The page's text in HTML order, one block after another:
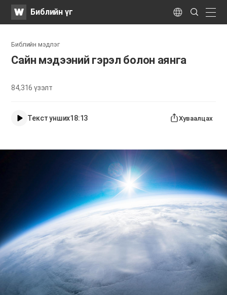
WATVБиблийн үг Language
Search
Submit
Библийн мэдлэг
Сайн мэдээний гэрэл болон аянга
84,316үзэлт
Текст унших18:13 Хуваалцах